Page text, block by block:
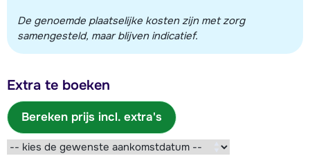
De genoemde plaatselijke kosten zijn met zorg
samengesteld, maar blijven indicatief.
Extra te boeken
Bereken prijs incl. extra's